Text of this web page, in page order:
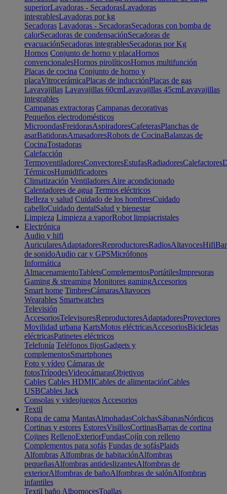
superiorLavadoras - SecadorasLavadoras
integrablesLavadoras por kg
Secadoras Lavadoras - SecadorasSecadoras con bomba de
calorSecadoras de condensaciónSecadoras de
evacuaciónSecadoras integrablesSecadoras por Kg
Hornos Conjunto de horno y placaHornos
convencionalesHornos pirolíticosHornos multifunción
Placas de cocina Conjunto de horno y
placaVitrocerámicaPlacas de inducciónPlacas de gas
Lavavajillas Lavavajillas 60cmLavavajillas 45cmLavavajillas
integrables
Campanas extractoras Campanas decorativas
Pequeños electrodomésticos
MicroondasFreidorasAspiradoresCafeterasPlanchas de
asarBatidorasAmasadoresRobots de CocinaBalanzas de
CocinaTostadoras
Calefacción
TermoventiladoresConvectoresEstufasRadiadoresCalefactores
TérmicosHumidificadores
Climatización Ventiladores Aire acondicionado
Calentadores de agua Termos eléctricos
Belleza y salud Cuidado de los hombresCuidado
cabelloCuidado dentalSalud y bienestar
Limpieza Limpieza a vaporRobot limpiacristales
Electrónica
Audio y hifi
AuricularesAdaptadoresReproductoresRadiosAltavocesHifi
de sonidoAudio car y GPSMicrófonos
Informática
AlmacenamientoTabletsComplementosPortátilesImpresoras
Gaming & streaming Monitores gamingAccesorios
Smart home TimbresCámarasAltavoces
Wearables Smartwatches
Televisión
AccesoriosTelevisoresReproductoresAdaptadoresProyectores
Movilidad urbana KartsMotos eléctricasAccesoriosBicicletas
eléctricasPatinetes eléctricos
Telefonía Teléfonos fijosGadgets y
complementosSmartphones
Foto y vídeo Cámaras de
fotosTrípodesVideocámarasObjetivos
Cables Cables HDMICables de alimentaciónCables
USBCables Jack
Consolas y videojuegos Accesorios
Textil
Ropa de cama MantasAlmohadasColchasSábanasNórdicos
Cortinas y estores EstoresVisillosCortinasBarras de cortina
Cojines RellenoExteriorFundasCojín con relleno
Complementos para sofás Fundas de sofásPlaids
Alfombras Alfombras de habitaciónAlfombras
pequeñasAlfombras antideslizantesAlfombras de
exteriorAlfombras de bañoAlfombras de salónAlfombras
infantiles
Textil baño AlbornocesToallas